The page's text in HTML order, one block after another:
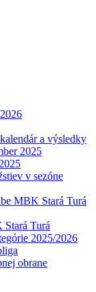
a výsledky
2025
v sezóne
MBK Stará Turá
Turá
2025/2026
obrane